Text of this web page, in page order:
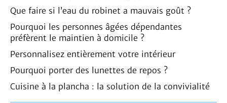
Que faire si l’eau du robinet a mauvais goût ?
Pourquoi les personnes âgées dépendantes
préfèrent le maintien à domicile ?
Personnalisez entièrement votre intérieur
Pourquoi porter des lunettes de repos ?
Cuisine à la plancha : la solution de la convivialité